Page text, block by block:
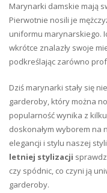
Marynarki damskie mają
Pierwotnie nosili je
uniformu marynarskiego.
wkrótce znalazły swoje
podkreślając zarówno
Dziś marynarki stały się
garderoby, który można
popularność wynika z
doskonałym wyborem na
elegancji i stylu naszej
letniej stylizacji
czy spódnic, co czyni ją
garderoby.